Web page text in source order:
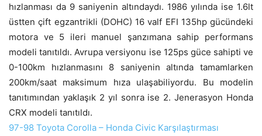
hızlanması da 9 saniyenin altındaydı. 1986 yılında ise 1.6lt
üstten çift egzantrikli (DOHC) 16 valf EFI 135hp gücündeki
motora ve 5 ileri manuel şanzımana sahip performans
modeli tanıtıldı. Avrupa versiyonu ise 125ps güce sahipti ve
0-100km hızlanmasını 8 saniyenin altında tamamlarken
200km/saat maksimum hıza ulaşabiliyordu. Bu modelin
tanıtımından yaklaşık 2 yıl sonra ise 2. Jenerasyon Honda
CRX modeli tanıtıldı.
97-98 Toyota Corolla – Honda Civic Karşılaştırması